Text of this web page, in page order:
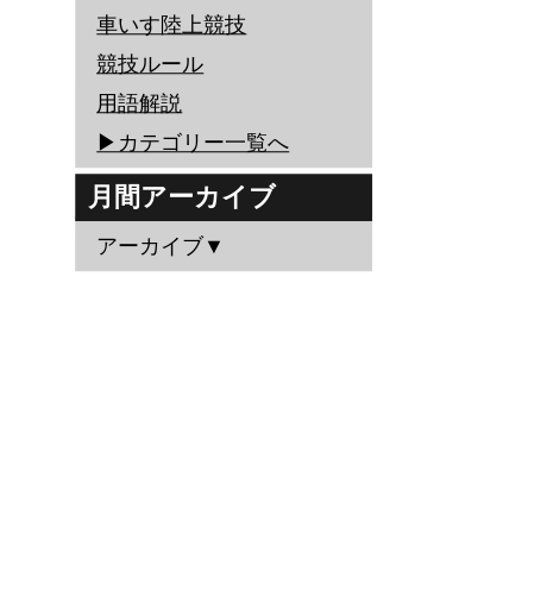
車いす陸上競技
競技ルール
用語解説
▶︎カテゴリー一覧へ
月間アーカイブ
アーカイブ▼